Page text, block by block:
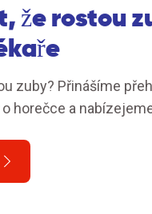
že rostou
zuby? Přinášíme
horečce a